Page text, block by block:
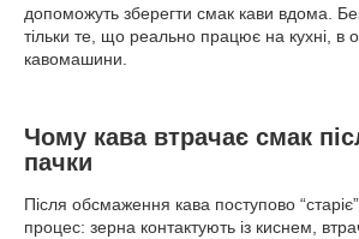
допоможуть зберегти смак кави вдома.
тільки те, що реально працює на кухні, в
кавомашини.
Чому кава втрачає смак
пачки
Після обсмаження кава поступово
процес: зерна контактують із киснем,